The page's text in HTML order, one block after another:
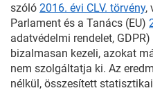
szóló 2016. évi CLV. törvény,
Parlament és a Tanács (EU)
adatvédelmi rendelet,
bizalmasan kezeli, azokat
nem szolgáltatja ki. Az
nélkül, összesített